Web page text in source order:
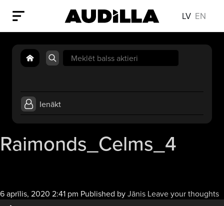
LV EN
Search
for:
Ienākt
Raimonds_Celms_4
6 aprīlis, 2020 2:41 pm Published byJānis Leave your thoughts